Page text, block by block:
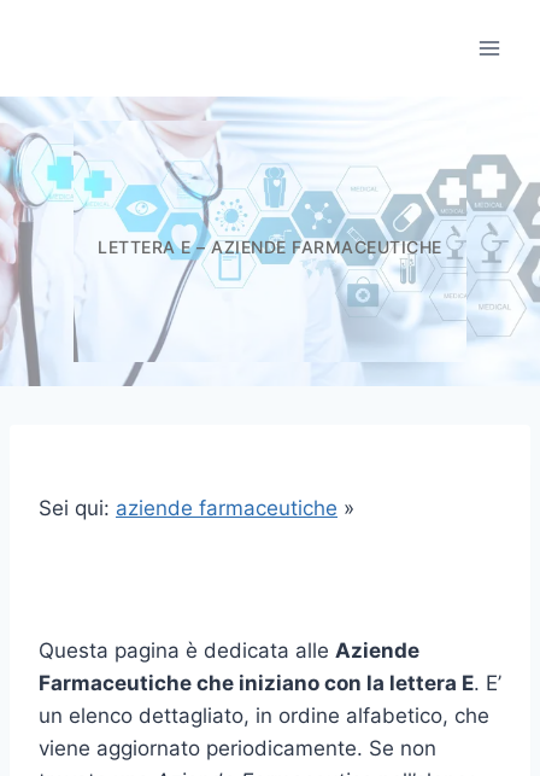
Informatori
LETTERA E – AZIENDE FARMACEUTICHE
Sei qui: aziende farmaceutiche »
Questa pagina è dedicata alle Aziende
Farmaceutiche che iniziano con la lettera E. E’
un elenco dettagliato, in ordine alfabetico, che
viene aggiornato periodicamente. Se non